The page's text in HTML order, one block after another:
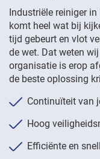
Industriële reiniger
komt heel wat bij
tijd gebeurt en vlot
de wet. Dat weten
organisatie is erop
de beste oplossing
Continuïteit van
Hoog
Efficiënte en